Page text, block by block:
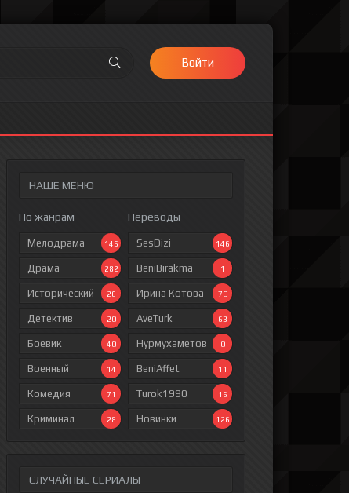
Войти
НАШЕ МЕНЮ
По жанрам
Мелодрама 145
Драма 282
Исторический 26
Детектив 20
Боевик 40
Военный 14
Комедия 71
Криминал 28
Переводы
SesDizi 146
BeniBirakma 1
Ирина Котова 70
AveTurk 63
Нурмухаметов 0
BeniAffet 11
Turok1990 16
Новинки 126
СЛУЧАЙНЫЕ СЕРИАЛЫ